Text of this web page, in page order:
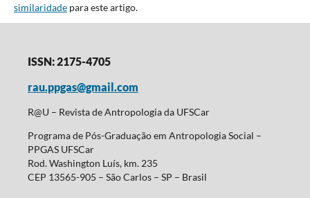
similaridadepara este artigo.
ISSN: 2175-4705
rau.ppgas@gmail.com
R@U – Revista de Antropologia da UFSCar
Programa de Pós-Graduação em Antropologia Social –
PPGAS UFSCar
Rod. Washington Luís, km. 235
CEP 13565-905 – São Carlos – SP – Brasil